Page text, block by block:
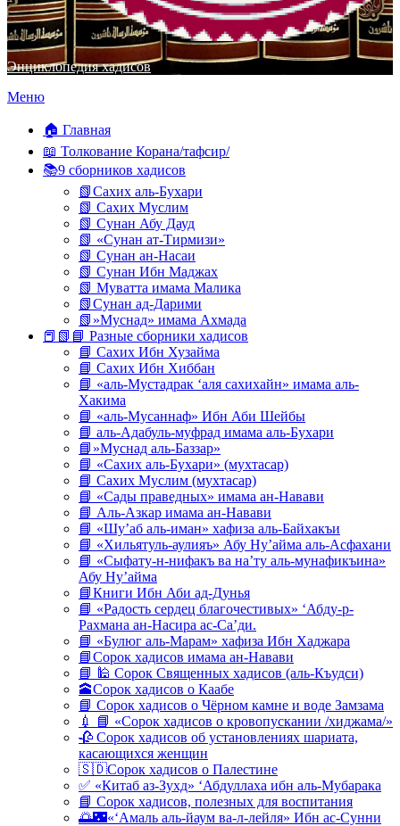
Энциклопедия хадисов
Перейти
содержимому
Меню
🏠 Главная
📖 Толкование Корана/тафсир/
📚9 сборников хадисов
📗Сахих аль-Бухари
📗 Сахих Муслим
📗 Сунан Абу Дауд
📗 «Сунан ат-Тирмизи»
📗 Сунан ан-Насаи
📗 Сунан Ибн Маджах
📗 Муватта имама Малика
📗Сунан ад-Дарими
📗»Муснад» имама Ахмада
📕📗📘 Разные сборники хадисов
📘 Сахих Ибн Хузайма
📘 Сахих Ибн Хиббан
📘 «аль-Мустадрак ‘аля сахихайн» имама аль-
Хакима
📘 «аль-Мусаннаф» Ибн Аби Шейбы
📘 аль-Адабуль-муфрад имама аль-Бухари
📘»Муснад аль-Баззар»
📘 «Сахих аль-Бухари» (мухтасар)
📘 Сахих Муслим (мухтасар)
📘 «Сады праведных» имама ан-Навави
📘 Аль-Азкар имама ан-Навави
📘 «Шу’аб аль-иман» хафиза аль-Байхакъи
📘 «Хильятуль-аулияъ» Абу Ну’айма аль-Асфахани
📘 «Сыфату-н-нифакъ ва на’ту аль-мунафикъина»
Абу Ну’айма
📘Книги Ибн Аби ад-Дунья
📘 «Радость сердец благочестивых» ‘Абду-р-
Рахмана ан-Насира ас-Са’ди.
📘 «Булюг аль-Марам» хафиза Ибн Хаджара
📘Сорок хадисов имама ан-Навави
📘 🕌 Сорок Священных хадисов (аль-Къудси)
🕋Сорок хадисов о Каабе
📘 Сорок хадисов о Чёрном камне и воде Замзама
💉 📘 «Сорок хадисов о кровопускании /хиджама/»
🥀 Сорок хадисов об установлениях шариата,
касающихся женщин
🇸🇩Сорок хадисов о Палестине
✅ «Китаб аз-Зухд» ‘Абдуллаха ибн аль-Мубарака
📘 Сорок хадисов, полезных для воспитания
🌅🌃«‘Амаль аль-йаум ва-л-лейля» Ибн ас-Сунни